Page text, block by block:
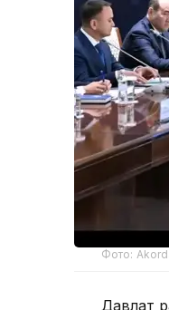
Фото:
Давлат